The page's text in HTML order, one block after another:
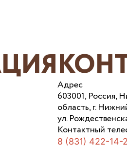
Адрес
603001, Россия,
область, г.
ул.
Контактный
8 (831) 422-14-